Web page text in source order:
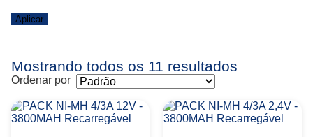
Aplicar
Mostrando todos os 11 resultados
Ordenar por